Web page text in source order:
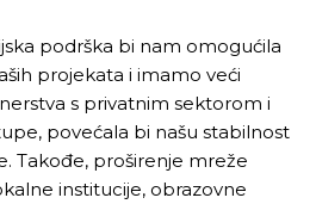
podrška bi nam omogućila
projekata i imamo veći
s privatnim sektorom i
povećala bi našu stabilnost
Takođe, proširenje mreže
institucije, obrazovne